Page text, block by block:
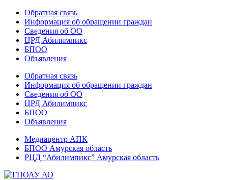
Обратная связь
Информация об обращении граждан
Сведения об ОО
ЦРД Абилимпикс
БПОО
Объявления
Обратная связь
Информация об обращении граждан
Сведения об ОО
ЦРД Абилимпикс
БПОО
Объявления
Медиацентр АПК
БПОО Амурская область
РЦД “Абилимпикс” Амурская область